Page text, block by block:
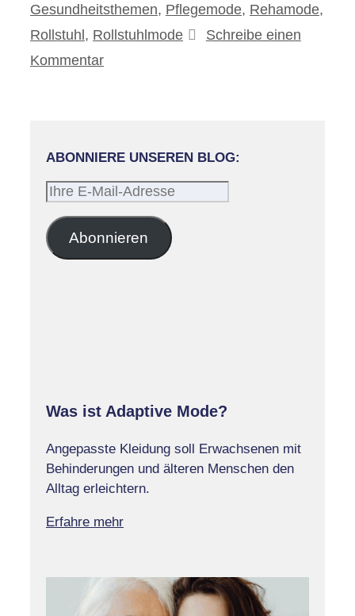
Gesundheitsthemen, Pflegemode, Rehamode,
Rollstuhl, Rollstuhlmode
Schreibe einen
Kommentar
ABONNIERE UNSEREN BLOG:
Ihre
Mail-
Adresse
Abonnieren
Was ist Adaptive Mode?
Angepasste Kleidung soll Erwachsenen mit
Behinderungen und älteren Menschen den
Alltag erleichtern.
Erfahre mehr